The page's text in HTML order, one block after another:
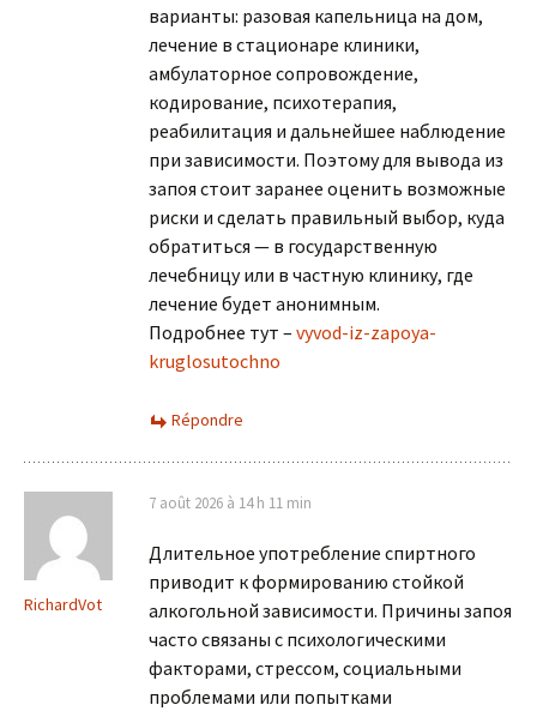
варианты: разовая капельница на дом,
лечение в стационаре клиники,
амбулаторное сопровождение,
кодирование, психотерапия,
реабилитация и дальнейшее наблюдение
при зависимости. Поэтому для вывода из
запоя стоит заранее оценить возможные
риски и сделать правильный выбор, куда
обратиться — в государственную
лечебницу или в частную клинику, где
лечение будет анонимным.
Подробнее тут – vyvod-iz-zapoya-
kruglosutochno
Répondre
RichardVot
7 août 2026 à 14 h 11 min
Длительное употребление спиртного
приводит к формированию стойкой
алкогольной зависимости. Причины запоя
часто связаны с психологическими
факторами, стрессом, социальными
проблемами или попытками